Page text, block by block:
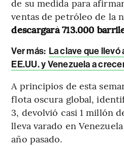
de su medida para
ventas de petróleo de la
descargará 713.000
Ver más: La clave que
EE.UU. y Venezuela a
A principios de esta
flota oscura global,
3, devolvió casi 1 millón
lleva varado en
año pasado.